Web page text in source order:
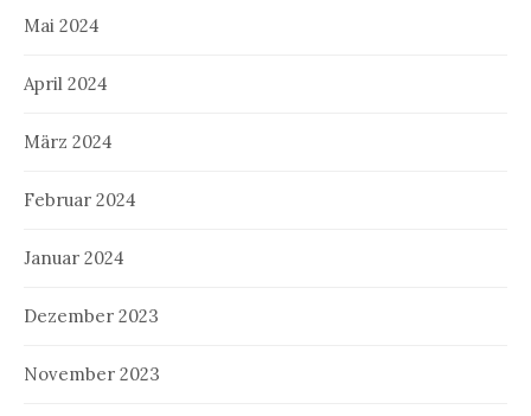
Mai 2024
April 2024
März 2024
Februar 2024
Januar 2024
Dezember 2023
November 2023